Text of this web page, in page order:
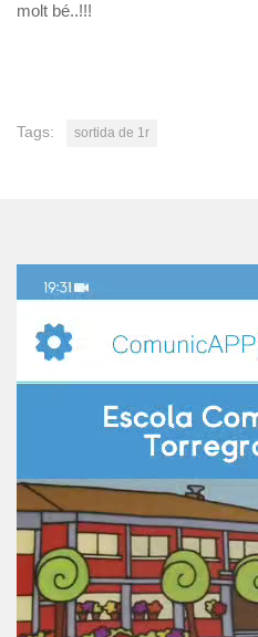
molt bé..!!!
Tags: sortida de 1r
de
vídeo